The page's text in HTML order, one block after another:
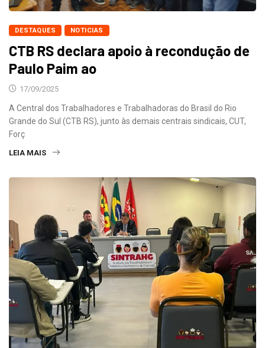
DESTAQUES NOTICIAS
CTB RS declara apoio à recondução de
Paulo Paim ao
17/09/2025
A Central dos Trabalhadores e Trabalhadoras do Brasil do Rio
Grande do Sul (CTB RS), junto às demais centrais sindicais, CUT,
Forç
LEIA MAIS